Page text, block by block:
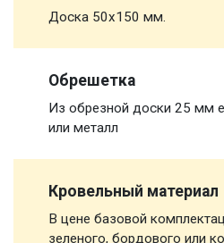
Доска 50х150 мм.
Обрешетка
Из обрезной доски 25 мм
или металл
Кровельный материал
В цене базовой
зеленого, бордового или